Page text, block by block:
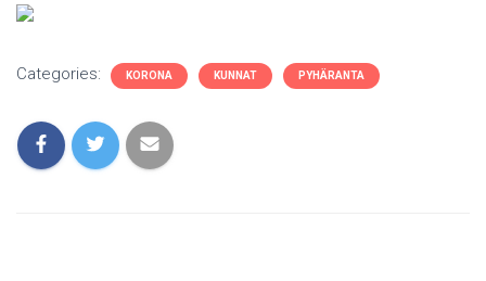
Categories: KORONA KUNNAT PYHÄRANTA